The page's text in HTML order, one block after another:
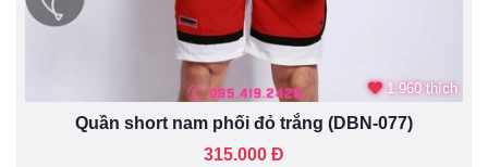
1.960 thích
Quần short nam phối đỏ trắng (DBN-077)
315.000 Đ